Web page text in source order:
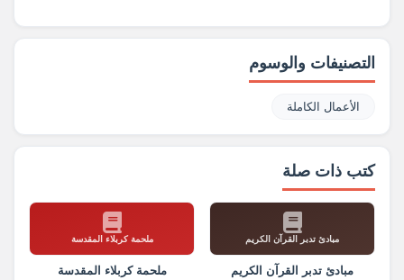
التصنيفات والوسوم
الأعمال الكاملة
كتب ذات صلة
مبادئ تدبر القرآن الكريم
مبادئ تدبر القرآن الكريم
ملحمة كربلاء المقدسة
ملحمة كربلاء المقدسة